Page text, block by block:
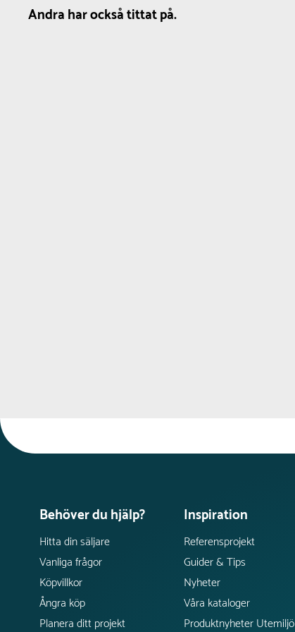
Andra har också tittat på.
Behöver du hjälp?
Hitta din säljare
Vanliga frågor
Köpvillkor
Ångra köp
Planera ditt projekt
Inspiration
Referensprojekt
Guider & Tips
Nyheter
Våra kataloger
Produktnyheter Utemiljö